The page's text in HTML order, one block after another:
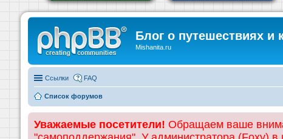
Блог о путешествиях и
Mishanita.ru
Ссылки FAQ
Список форумов
Уважаемые посетители! Обращаем ваше